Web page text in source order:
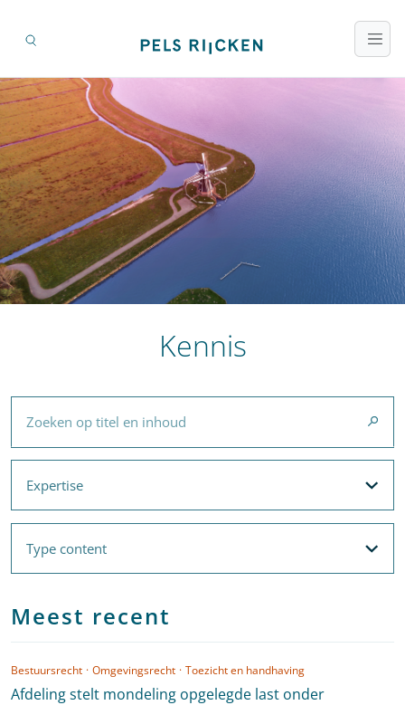
Kennis
Zoeken op titel en inhoud
Expertise
Expertise
Filteropties
Met filters voor
Expertise
en
Thema's
Type content
Type content
Filteropties
Meest recent
Bestuursrecht · Omgevingsrecht · Toezicht en handhaving
Afdeling stelt mondeling opgelegde last onder